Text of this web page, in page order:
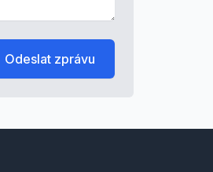
Odeslat zprávu